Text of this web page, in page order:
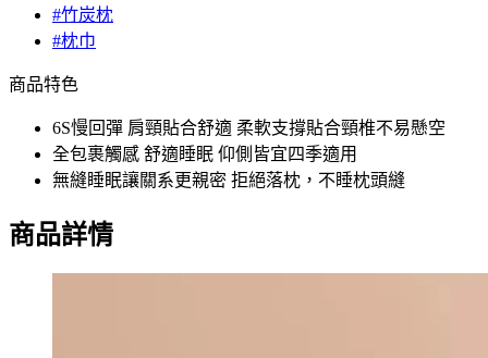
#竹炭枕
#枕巾
商品特色
6S慢回彈 肩頸貼合舒適 柔軟支撐貼合頸椎不易懸空
全包裹觸感 舒適睡眠 仰側皆宜四季適用
無縫睡眠讓關系更親密 拒絕落枕，不睡枕頭縫
商品詳情